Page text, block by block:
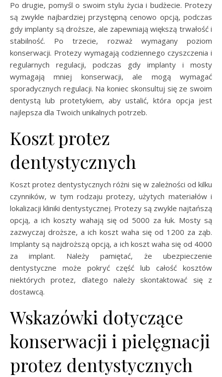
Po drugie, pomyśl o swoim stylu życia i budżecie. Protezy
są zwykle najbardziej przystępną cenowo opcją, podczas
gdy implanty są droższe, ale zapewniają większą trwałość i
stabilność. Po trzecie, rozważ wymagany poziom
konserwacji. Protezy wymagają codziennego czyszczenia i
regularnych regulacji, podczas gdy implanty i mosty
wymagają mniej konserwacji, ale mogą wymagać
sporadycznych regulacji. Na koniec skonsultuj się ze swoim
dentystą lub protetykiem, aby ustalić, która opcja jest
najlepsza dla Twoich unikalnych potrzeb.
Koszt protez
dentystycznych
Koszt protez dentystycznych różni się w zależności od kilku
czynników, w tym rodzaju protezy, użytych materiałów i
lokalizacji kliniki dentystycznej. Protezy są zwykle najtańszą
opcją, a ich koszty wahają się od 5000 za łuk. Mosty są
zazwyczaj droższe, a ich koszt waha się od 1200 za ząb.
Implanty są najdroższą opcją, a ich koszt waha się od 4000
za implant. Należy pamiętać, że ubezpieczenie
dentystyczne może pokryć część lub całość kosztów
niektórych protez, dlatego należy skontaktować się z
dostawcą.
Wskazówki dotyczące
konserwacji i pielęgnacji
protez dentystycznych